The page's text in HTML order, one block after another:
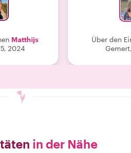
Matthijs
2024
sehen
in dieser
sehen die
Dinge
andere
wurden.
Philips-
Über den
in der Nähe